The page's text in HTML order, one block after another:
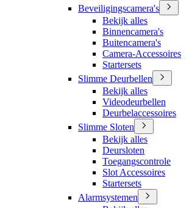
Beveiligingscamera's
Bekijk alles
Binnencamera's
Buitencamera's
Camera-Accessoires
Startersets
Slimme Deurbellen
Bekijk alles
Videodeurbellen
Deurbelaccessoires
Slimme Sloten
Bekijk alles
Deursloten
Toegangscontrole
Slot Accessoires
Startersets
Alarmsystemen